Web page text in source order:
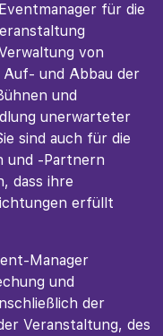
für die
von
Auf- und Abbau der
und
unerwarteter
sind auch für die
und -Partnern
dass ihre
erfüllt
Manager
und
der
Veranstaltung, des